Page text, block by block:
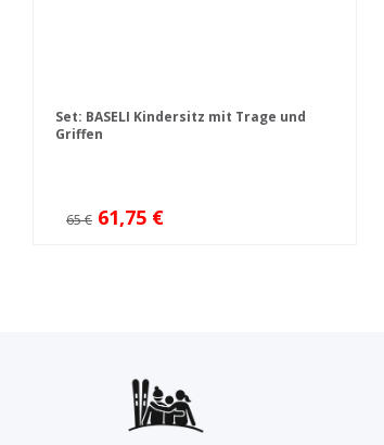
Set: BASELI Kindersitz mit Trage und
Griffen
65 € 61,75 €